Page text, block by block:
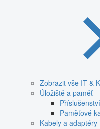
Zobrazit vše IT &
Úložiště a paměť
Paměťové
Kabely a adaptéry